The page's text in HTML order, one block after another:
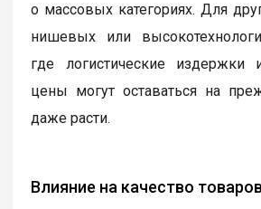
о массовых категориях. Для
нишевых или
где логистические
цены могут оставаться на
даже расти.
Влияние на качество товаров